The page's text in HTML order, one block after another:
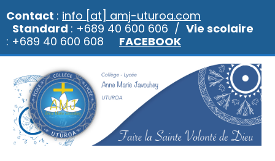
Contact : info [at] amj-uturoa.com
Standard : +689 40 600 606 / Vie scolaire
: +689 40 600 608 FACEBOOK